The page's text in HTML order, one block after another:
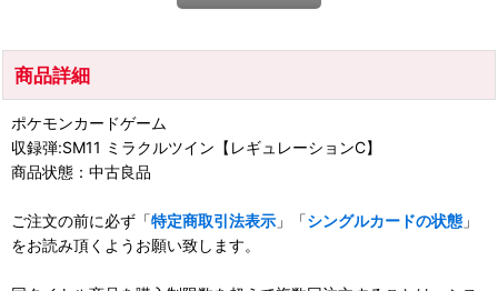
商品詳細
ポケモンカードゲーム
収録弾:SM11 ミラクルツイン【レギュレーションC】
商品状態：中古良品
ご注文の前に必ず「特定商取引法表示 」「シングルカードの状態 」
をお読み頂くようお願い致します。